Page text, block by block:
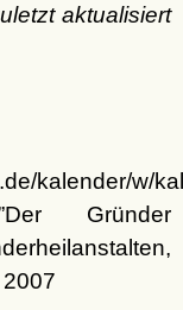
aktualisiert
kalender/w/
Der Gründer